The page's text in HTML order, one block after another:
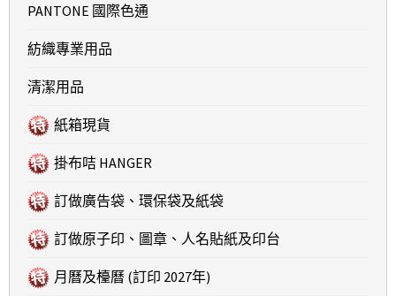
PANTONE 國際色通
紡織專業用品
清潔用品
紙箱現貨
掛布咭 HANGER
訂做廣告袋、環保袋及紙袋
訂做原子印、圖章、人名貼紙及印台
月曆及檯曆 (訂印 2027年)